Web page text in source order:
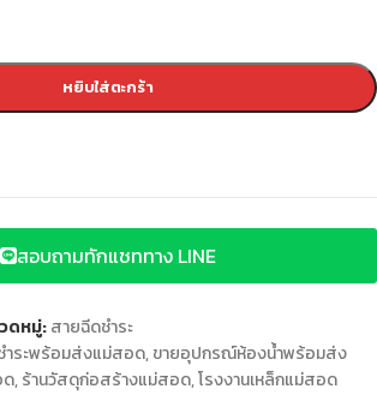
หยิบใส่ตะกร้า
สอบถามทักแชททาง LINE
ดหมู่:สายฉีดชำระ
ำระพร้อมส่งแม่สอด,ขายอุปกรณ์ห้องน้ำพร้อมส่ง
ด,ร้านวัสดุก่อสร้างแม่สอด,โรงงานเหล็กแม่สอด